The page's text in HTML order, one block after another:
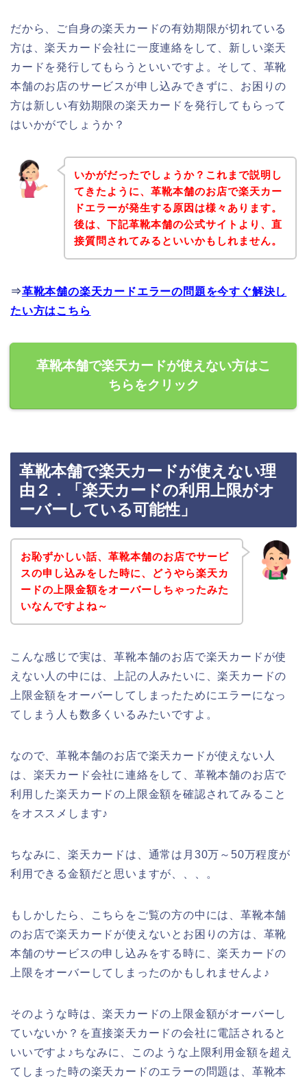
だから、ご自身の楽天カードの有効期限が切れている
方は、楽天カード会社に一度連絡をして、新しい楽天
カードを発行してもらうといいですよ。そして、革靴
本舗のお店のサービスが申し込みできずに、お困りの
方は新しい有効期限の楽天カードを発行してもらって
はいかがでしょうか？
いかがだったでしょうか？これまで説明し
てきたように、革靴本舗のお店で楽天カー
ドエラーが発生する原因は様々あります。
後は、下記革靴本舗の公式サイトより、直
接質問されてみるといいかもしれません。
⇒革靴本舗の楽天カードエラーの問題を今すぐ解決し
たい方はこちら
革靴本舗で楽天カードが使えない方はこ
ちらをクリック
革靴本舗で楽天カードが使えない理
由２．「楽天カードの利用上限がオ
ーバーしている可能性」
お恥ずかしい話、革靴本舗のお店でサービ
スの申し込みをした時に、どうやら楽天カ
ードの上限金額をオーバーしちゃったみた
いなんですよね～
こんな感じで実は、革靴本舗のお店で楽天カードが使
えない人の中には、上記の人みたいに、楽天カードの
上限金額をオーバーしてしまったためにエラーになっ
てしまう人も数多くいるみたいですよ。
なので、革靴本舗のお店で楽天カードが使えない人
は、楽天カード会社に連絡をして、革靴本舗のお店で
利用した楽天カードの上限金額を確認されてみること
をオススメします♪
ちなみに、楽天カードは、通常は月30万～50万程度が
利用できる金額だと思いますが、、、。
もしかしたら、こちらをご覧の方の中には、革靴本舗
のお店で楽天カードが使えないとお困りの方は、革靴
本舗のサービスの申し込みをする時に、楽天カードの
上限をオーバーしてしまったのかもしれませんよ♪
そのような時は、楽天カードの上限金額がオーバーし
ていないか？を直接楽天カードの会社に電話されると
いいですよ♪ちなみに、このような上限利用金額を超え
てしまった時の楽天カードのエラーの問題は、革靴本